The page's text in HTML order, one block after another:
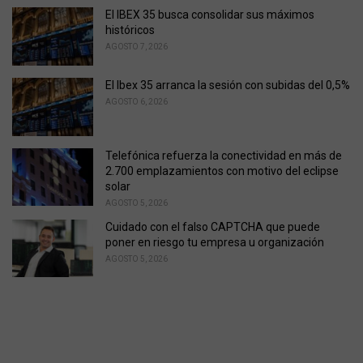
El IBEX 35 busca consolidar sus máximos
históricos
AGOSTO 7, 2026
El Ibex 35 arranca la sesión con subidas del 0,5%
AGOSTO 6, 2026
Telefónica refuerza la conectividad en más de
2.700 emplazamientos con motivo del eclipse
solar
AGOSTO 5, 2026
Cuidado con el falso CAPTCHA que puede
poner en riesgo tu empresa u organización
AGOSTO 5, 2026